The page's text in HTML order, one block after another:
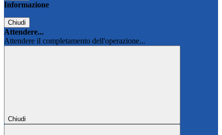
Informazione
Chiudi
Attendere...
Attendere il completamento dell'operazione...
Chiudi